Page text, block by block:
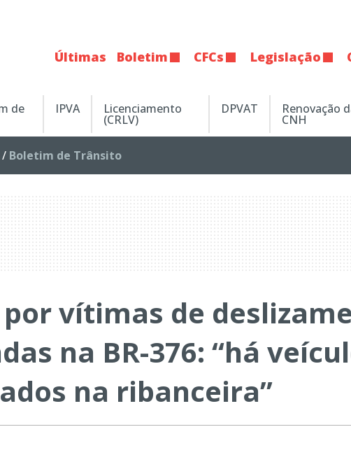
Últimas Boletim CFCs Legislação
de IPVA Licenciamento
(CRLV)
DPVAT Renovação
CNH
/ Boletim de Trânsito
por vítimas de
na BR-376: “há
na ribanceira”